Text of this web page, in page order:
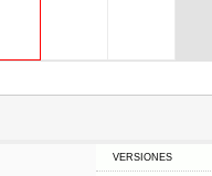
VERSIONES